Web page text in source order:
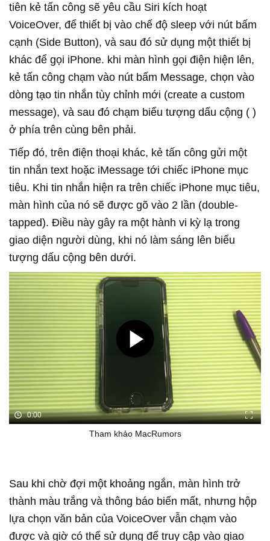
tiên kẻ tấn công sẽ yêu cầu Siri kích hoạt
VoiceOver, để thiết bị vào chế độ sleep với nút bấm
cạnh (Side Button), và sau đó sử dụng một thiết bị
khác để gọi iPhone. khi màn hình gọi điện hiện lên,
kẻ tấn công chạm vào nút bấm Message, chọn vào
dòng tạo tin nhắn tùy chỉnh mới (create a custom
message), và sau đó chạm biểu tượng dấu cộng ( )
ở phía trên cùng bên phải.
Tiếp đó, trên điện thoại khác, kẻ tấn công gửi một
tin nhắn text hoặc iMessage tới chiếc iPhone mục
tiêu. Khi tin nhắn hiện ra trên chiếc iPhone mục tiêu,
màn hình của nó sẽ được gõ vào 2 lần (double-
tapped). Điều này gây ra một hành vi kỳ lạ trong
giao diện người dùng, khi nó làm sáng lên biểu
tượng dấu cộng bên dưới.
0:00
Tham khảo MacRumors
Sau khi chờ đợi một khoảng ngắn, màn hình trở
thành màu trắng và thông báo biến mất, nhưng hộp
lựa chọn văn bản của VoiceOver vẫn chạm vào
được và giờ có thể sử dụng để truy cập vào giao